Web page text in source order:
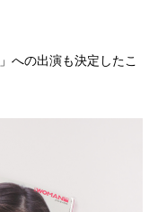
への出演も決定したこ